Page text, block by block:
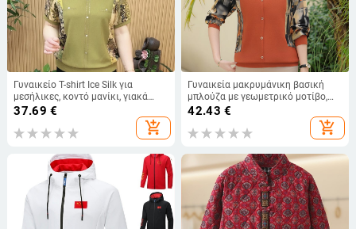
Γυναικείο T-shirt Ice Silk για
μεσήλικες, κοντό μανίκι, γιακά
πόλο, χαλαρή γραμμή, κάλυψη
37.69 €
add_shopping_cart
Γυναικεία μακρυμάνικη βασική
μπλούζα με γεωμετρικό μοτίβο,
στρογγυλός λαιμός, πολυεστέρας
(>95%), κομψό στυλ, άνοιξη 2025
42.43 €
add_shopping_cart